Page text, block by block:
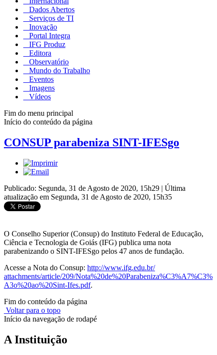
Dados Abertos
Serviços de TI
Inovação
Portal Integra
IFG Produz
Editora
Observatório
Mundo do Trabalho
Eventos
Imagens
Vídeos
Fim do menu principal
Início do conteúdo da página
CONSUP parabeniza SINT-IFESgo
Publicado: Segunda, 31 de Agosto de 2020, 15h29 | Última
atualização em Segunda, 31 de Agosto de 2020, 15h35
O Conselho Superior (Consup) do Instituto Federal de Educação,
Ciência e Tecnologia de Goiás (IFG) publica uma nota
parabenizando o SINT-IFESgo pelos 47 anos de fundação.
Acesse a Nota do Consup: http://www.ifg.edu.br/
attachments/article/209/Nota%20de%20Parabeniza%C3%A7%C3%
A3o%20ao%20Sint-Ifes.pdf.
Fim do conteúdo da página
Voltar para o topo
Início da navegação de rodapé
A Instituição